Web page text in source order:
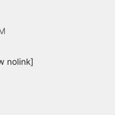
nolink]